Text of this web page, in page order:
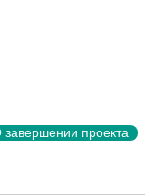
завершении проекта